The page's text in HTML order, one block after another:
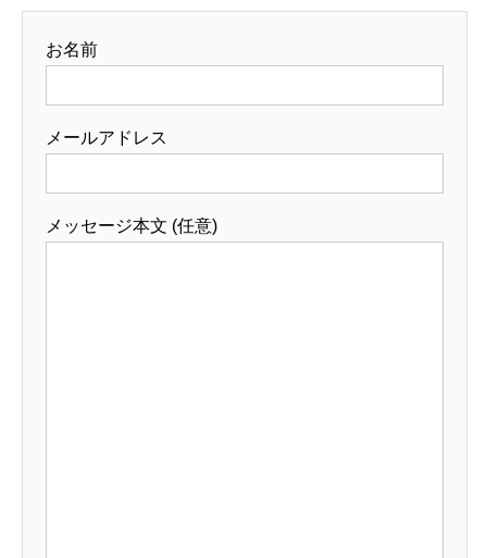
お名前
メールアドレス
メッセージ本文 (任意)